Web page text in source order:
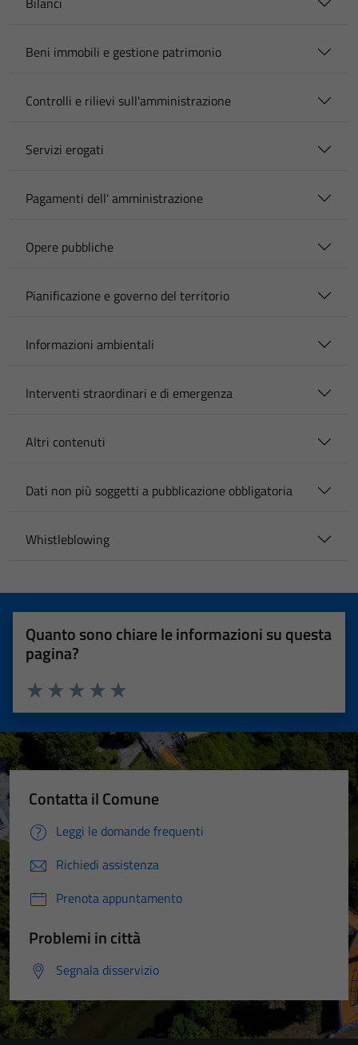
Beni immobili e gestione patrimonio
Controlli e rilievi sull'amministrazione
Servizi erogati
Pagamenti dell' amministrazione
Opere pubbliche
Pianificazione e governo del territorio
Informazioni ambientali
Interventi straordinari e di emergenza
Altri contenuti
Dati non più soggetti a pubblicazione obbligatoria
Whistleblowing
Quanto sono chiare le informazioni su questa
pagina?
Valuta 5 stelle su 5
Valuta 4 stelle su 5
Valuta 3 stelle su 5
Valuta 2 stelle su 5
Valuta 1 stelle su 5
Contatta il Comune
Leggi le domande frequenti
Richiedi assistenza
Prenota appuntamento
Problemi in città
Segnala disservizio